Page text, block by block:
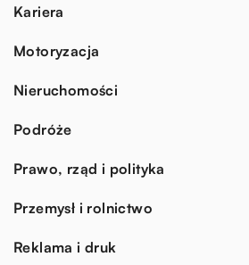
Kariera
Motoryzacja
Nieruchomości
Podróże
Prawo, rząd i polityka
Przemysł i rolnictwo
Reklama i druk